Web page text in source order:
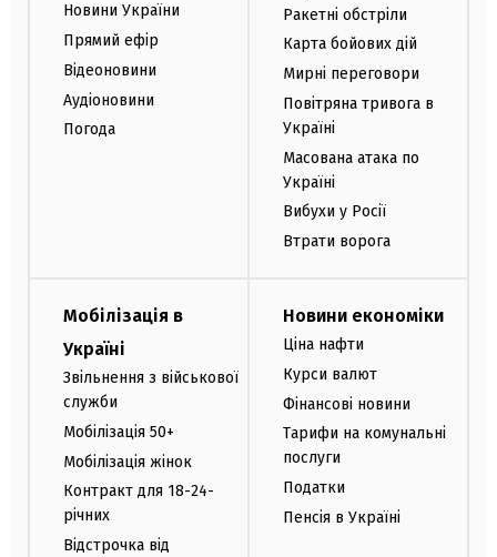
Новини України
Прямий ефір
Відеоновини
Аудіоновини
Погода
Ракетні обстріли
Карта бойових дій
Мирні переговори
Повітряна тривога в
Україні
Масована атака по
Україні
Вибухи у Росії
Втрати ворога
Мобілізація в
Україні
Звільнення з військової
служби
Мобілізація 50+
Мобілізація жінок
Контракт для 18-24-
річних
Відстрочка від
Новини економіки
Ціна нафти
Курси валют
Фінансові новини
Тарифи на комунальні
послуги
Податки
Пенсія в Україні